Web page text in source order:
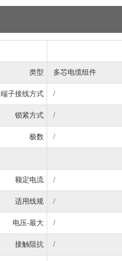
类型 多芯电缆组件
端子接线方式 /
锁紧方式 /
极数 /
额定电流 /
适用线规 /
电压-最大 /
接触阻抗 /